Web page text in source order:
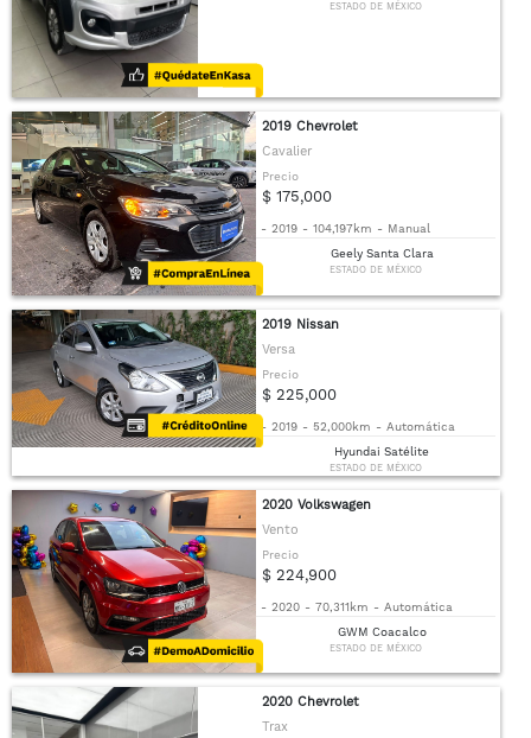
ESTADO DE MÉXICO
2019 Chevrolet
Cavalier
Precio
$ 175,000
- 2019 - 104,197km - Manual
Geely Santa Clara
ESTADO DE MÉXICO
2019 Nissan
Versa
Precio
$ 225,000
- 2019 - 52,000km - Automática
Hyundai Satélite
ESTADO DE MÉXICO
2020 Volkswagen
Vento
Precio
$ 224,900
- 2020 - 70,311km - Automática
GWM Coacalco
ESTADO DE MÉXICO
2020 Chevrolet
Trax